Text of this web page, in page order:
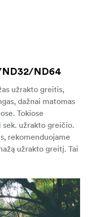
ND32/ND64
užrakto greitis,
dažnai matomas
Tokiose
sek. užrakto greičio.
rekomenduojame
užrakto greitį. Tai